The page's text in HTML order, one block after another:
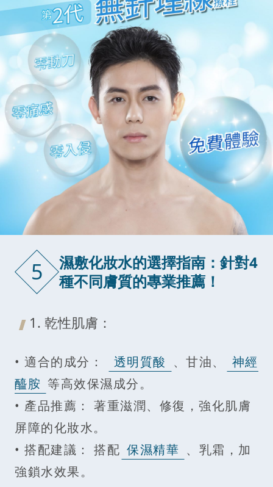
5
濕敷化妝水的選擇指南：針對4
種不同膚質的專業推薦！
1. 乾性肌膚：
• 適合的成分： 透明質酸 、甘油、
神經
醯胺 等高效保濕成分。
• 產品推薦： 著重滋潤、修復，強化肌膚
屏障的化妝水。
• 搭配建議： 搭配 保濕精華 、乳霜，加
強鎖水效果。